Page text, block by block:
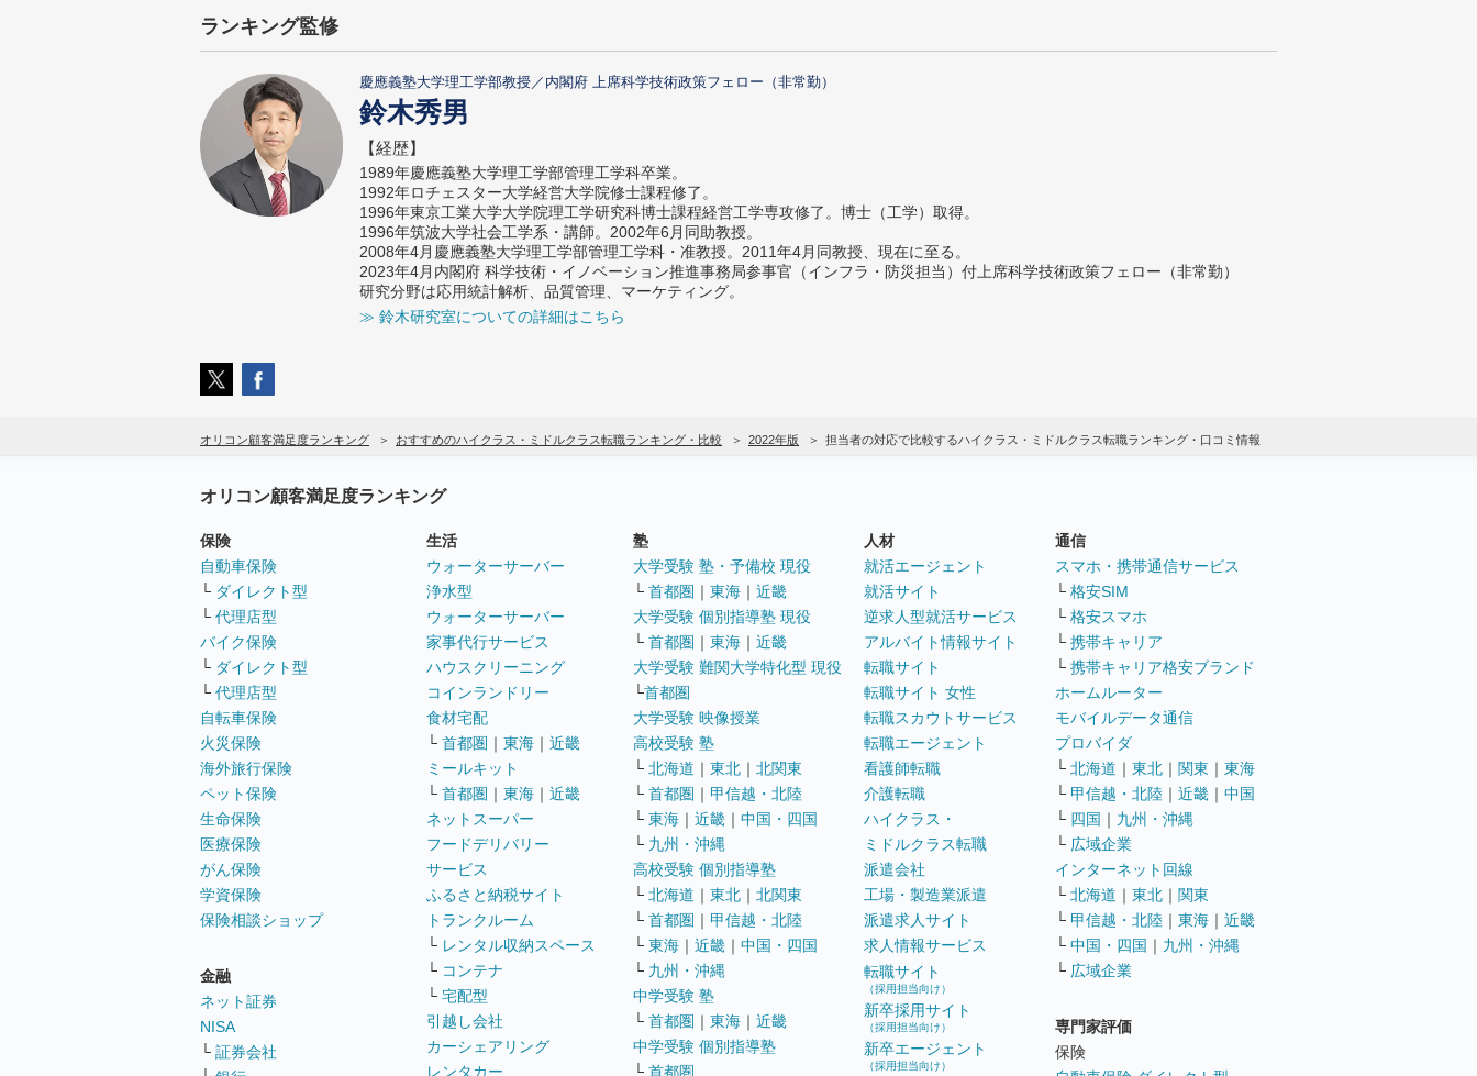
ランキング監修
慶應義塾大学理工学部教授／内閣府 上席科学技術政策フェロー（非常勤）
鈴木秀男
【経歴】
1989年慶應義塾大学理工学部管理工学科卒業。
1992年ロチェスター大学経営大学院修士課程修了。
1996年東京工業大学大学院理工学研究科博士課程経営工学専攻修了。博士（工学）取得。
1996年筑波大学社会工学系・講師。2002年6月同助教授。
2008年4月慶應義塾大学理工学部管理工学科・准教授。2011年4月同教授、現在に至る。
2023年4月内閣府 科学技術・イノベーション推進事務局参事官（インフラ・防災担当）付上席科学技術政策フェロー（非常勤）
研究分野は応用統計解析、品質管理、マーケティング。
≫ 鈴木研究室についての詳細はこちら
オリコン顧客満足度ランキング おすすめのハイクラス・ミドルクラス転職ランキング・比較 2022年版 担当者の対応で比較するハイクラス・ミドルクラス転職ランキング・口コミ情報
オリコン顧客満足度ランキング
保険
自動車保険
└ ダイレクト型
└ 代理店型
バイク保険
└ ダイレクト型
└ 代理店型
自転車保険
火災保険
海外旅行保険
ペット保険
生命保険
医療保険
がん保険
学資保険
保険相談ショップ
金融
ネット証券
NISA
└ 証券会社
生活
ウォーターサーバー
浄水型
ウォーターサーバー
家事代行サービス
ハウスクリーニング
コインランドリー
食材宅配
└ 首都圏 ｜ 東海 ｜ 近畿
ミールキット
└ 首都圏 ｜ 東海 ｜ 近畿
ネットスーパー
フードデリバリー
サービス
ふるさと納税サイト
トランクルーム
└ レンタル収納スペース
└ コンテナ
└ 宅配型
引越し会社
カーシェアリング
レンタカー
塾
大学受験 塾・予備校 現役
└ 首都圏 ｜ 東海 ｜ 近畿
大学受験 個別指導塾 現役
└ 首都圏 ｜ 東海 ｜ 近畿
大学受験 難関大学特化型 現役
└首都圏
大学受験 映像授業
高校受験 塾
└ 北海道 ｜ 東北 ｜ 北関東
└ 首都圏 ｜ 甲信越・北陸
└ 東海 ｜ 近畿 ｜ 中国・四国
└ 九州・沖縄
高校受験 個別指導塾
└ 北海道 ｜ 東北 ｜ 北関東
└ 首都圏 ｜ 甲信越・北陸
└ 東海 ｜ 近畿 ｜ 中国・四国
└ 九州・沖縄
中学受験 塾
└ 首都圏 ｜ 東海 ｜ 近畿
中学受験 個別指導塾
└ 首都圏
人材
就活エージェント
就活サイト
逆求人型就活サービス
アルバイト情報サイト
転職サイト
転職サイト 女性
転職スカウトサービス
転職エージェント
看護師転職
介護転職
ハイクラス・
ミドルクラス転職
派遣会社
工場・製造業派遣
派遣求人サイト
求人情報サービス
転職サイト
（採用担当向け）
新卒採用サイト
（採用担当向け）
新卒エージェント
（採用担当向け）
通信
スマホ・携帯通信サービス
└ 格安SIM
└ 格安スマホ
└ 携帯キャリア
└ 携帯キャリア格安ブランド
ホームルーター
モバイルデータ通信
プロバイダ
└ 北海道 ｜ 東北 ｜ 関東 ｜ 東海
└ 甲信越・北陸 ｜ 近畿 ｜ 中国
└ 四国 ｜ 九州・沖縄
└ 広域企業
インターネット回線
└ 北海道 ｜ 東北 ｜ 関東
└ 甲信越・北陸 ｜ 東海 ｜ 近畿
└ 中国・四国 ｜ 九州・沖縄
└ 広域企業
専門家評価
保険